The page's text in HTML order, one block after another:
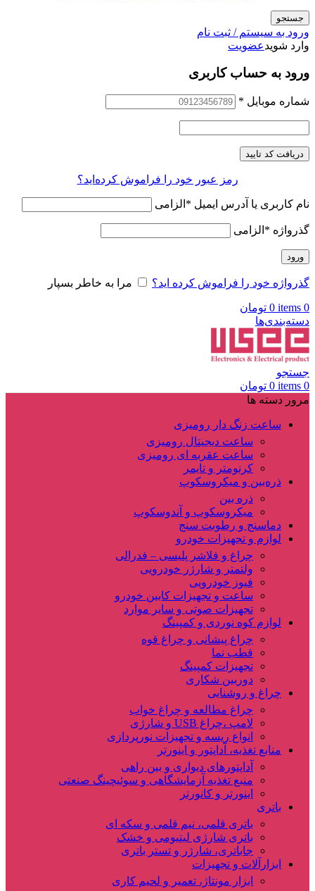
جستجو
ورود به سیستم / ثبت نام
وارد شویدعضویت
ورود به حساب کاربری
شماره موبایل *
دریافت کد تایید
رمز عبور خود را فراموش کرده‌اید؟
نام کاربری یا آدرس ایمیل * الزامی
گذرواژه * الزامی
ورود
گذرواژه خود را فراموش کرده اید؟ مرا به خاطر بسپار
0
items
0 تومان
دسته‌بندی‌ها
جستجو
0
items
0 تومان
مرور دسته ها
ساعت زنگ دار رومیزی
ساعت دیجیتال رومیزی
ساعت عقربه ای رومیزی
کرنومتر و تایمر
ذره‌بین و میکروسکوپ
ذره بین
میکروسکوپ و آندوسکوپ
دماسنج و رطوبت سنج
لوازم و تجهیزات خودرو
چراغ و فلاشر پلیسی – فدرالی
ولتمتر و شارژر خودرویی
فیوز خودرویی
ساعت و تجهیزات کابین خودرو
تجهیزات صوتی و سایر موارد
لوازم کوه نوردی و کمپینگ
چراغ پیشانی و چراغ قوه
قطب نما
تجهیزات کمپینگ
دوربین شکاری
چراغ و روشنایی
چراغ مطالعه و چراغ خواب
لامپ ،چراغ USB و شارژی
انواع ریسه و تجهیزات نورپردازی
منابع تغذیه، آداپتور و اینورتر
آداپتورهای دیواری و بین راهی
منبع تغذیه آزمایشگاهی و سوئیچینگ صنعتی
اینورتر و کانورتر
باتری
باتری قلمی، نیم قلمی و سکه ای
باتری شارژی لیتیومی و خشک
جاباتری، شارژر و تستر باتری
ابزارآلات و تجهیزات
ابزار مونتاژ، تعمیر و لحیم کاری